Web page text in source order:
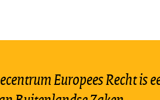
Europees Recht is